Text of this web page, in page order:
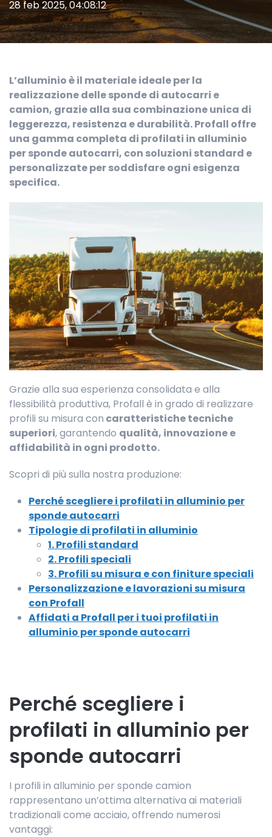
28 feb 2025, 04:08:12
L’alluminio è il materiale ideale per la
realizzazione delle sponde di autocarri e
camion, grazie alla sua combinazione unica di
leggerezza, resistenza e durabilità. Profall offre
una gamma completa di profilati in alluminio
per sponde autocarri, con soluzioni standard e
personalizzate per soddisfare ogni esigenza
specifica.
Grazie alla sua esperienza consolidata e alla
flessibilità produttiva, Profall è in grado di realizzare
profili su misura con caratteristiche tecniche
superiori, garantendo qualità, innovazione e
affidabilità in ogni prodotto.
Scopri di più sulla nostra produzione:
Perché scegliere i profilati in alluminio per
sponde autocarri
Tipologie di profilati in alluminio
1. Profili standard
2. Profili speciali
3. Profili su misura e con finiture speciali
Personalizzazione e lavorazioni su misura
con Profall
Affidati a Profall per i tuoi profilati in
alluminio per sponde autocarri
Perché scegliere i
profilati in alluminio per
sponde autocarri
I profili in alluminio per sponde camion
rappresentano un’ottima alternativa ai materiali
tradizionali come acciaio, offrendo numerosi
vantaggi: